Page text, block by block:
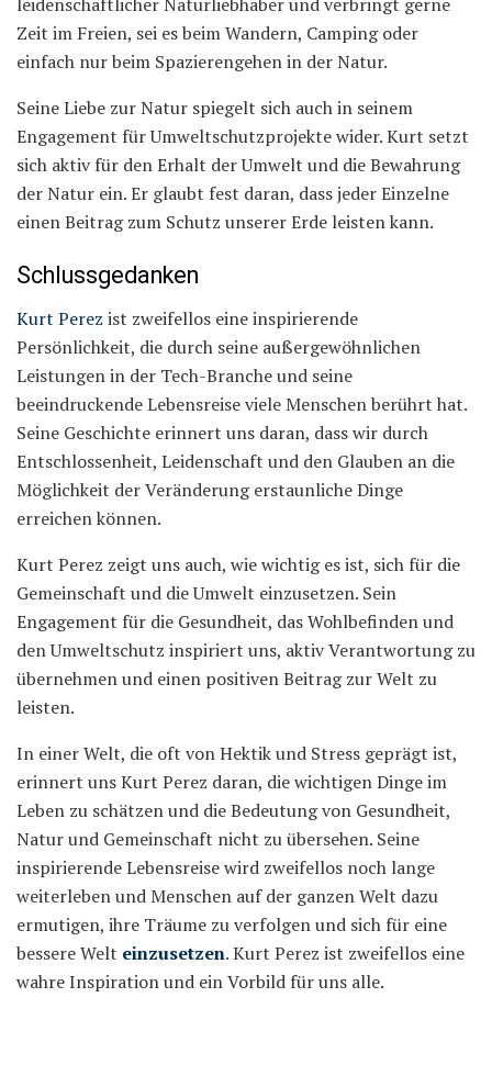
Zeit im Freien, sei es beim Wandern, Camping oder
einfach nur beim Spazierengehen in der Natur.
Seine Liebe zur Natur spiegelt sich auch in seinem
Engagement für Umweltschutzprojekte wider. Kurt setzt
sich aktiv für den Erhalt der Umwelt und die Bewahrung
der Natur ein. Er glaubt fest daran, dass jeder Einzelne
einen Beitrag zum Schutz unserer Erde leisten kann.
Schlussgedanken
Kurt Perez ist zweifellos eine inspirierende
Persönlichkeit, die durch seine außergewöhnlichen
Leistungen in der Tech-Branche und seine
beeindruckende Lebensreise viele Menschen berührt hat.
Seine Geschichte erinnert uns daran, dass wir durch
Entschlossenheit, Leidenschaft und den Glauben an die
Möglichkeit der Veränderung erstaunliche Dinge
erreichen können.
Kurt Perez zeigt uns auch, wie wichtig es ist, sich für die
Gemeinschaft und die Umwelt einzusetzen. Sein
Engagement für die Gesundheit, das Wohlbefinden und
den Umweltschutz inspiriert uns, aktiv Verantwortung zu
übernehmen und einen positiven Beitrag zur Welt zu
leisten.
In einer Welt, die oft von Hektik und Stress geprägt ist,
erinnert uns Kurt Perez daran, die wichtigen Dinge im
Leben zu schätzen und die Bedeutung von Gesundheit,
Natur und Gemeinschaft nicht zu übersehen. Seine
inspirierende Lebensreise wird zweifellos noch lange
weiterleben und Menschen auf der ganzen Welt dazu
ermutigen, ihre Träume zu verfolgen und sich für eine
bessere Welt einzusetzen. Kurt Perez ist zweifellos eine
wahre Inspiration und ein Vorbild für uns alle.